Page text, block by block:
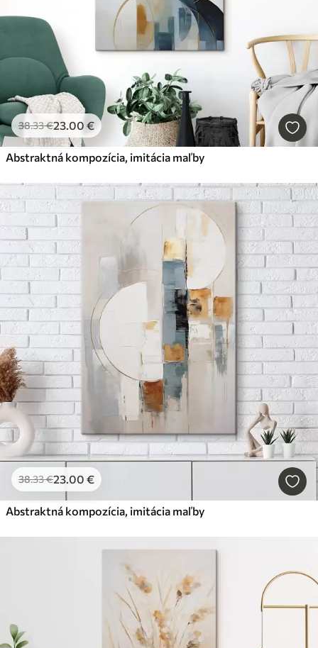
38.33€23.00 €
Abstraktná kompozícia, imitácia maľby
38.33€23.00 €
Abstraktná kompozícia, imitácia maľby